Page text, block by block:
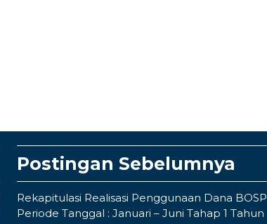
Postingan Sebelumnya
Rekapitulasi Realisasi Penggunaan Dana BOSP
Periode Tanggal : Januari – Juni Tahap 1 Tahun